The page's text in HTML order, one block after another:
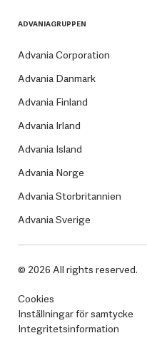
ADVANIAGRUPPEN
Advania Corporation
Advania Danmark
Advania Finland
Advania Irland
Advania Island
Advania Norge
Advania Storbritannien
Advania Sverige
© 2026 All rights reserved.
Cookies
Inställningar för samtycke
Integritetsinformation